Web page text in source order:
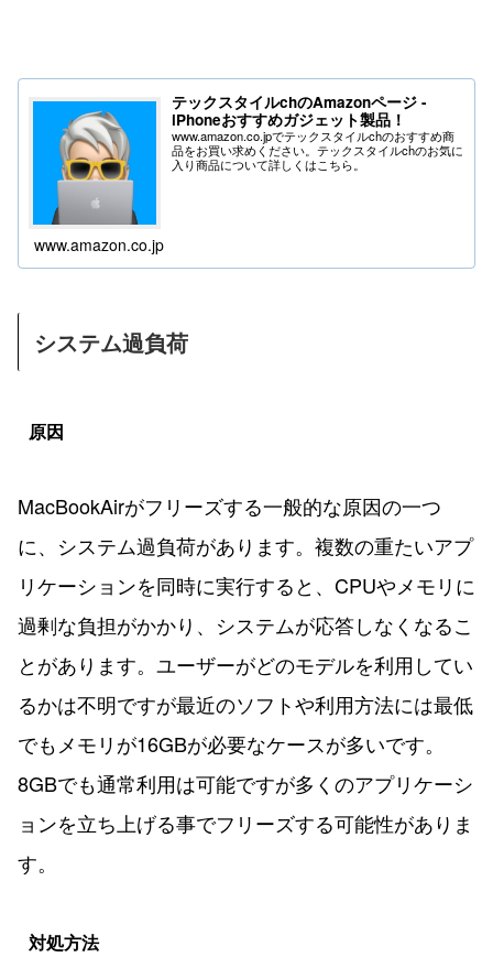
テックスタイルchのAmazonページ -
iPhoneおすすめガジェット製品！
www.amazon.co.jpでテックスタイルchのおすすめ商
品をお買い求めください。テックスタイルchのお気に
入り商品について詳しくはこちら。
www.amazon.co.jp
システム過負荷
原因
MacBookAirがフリーズする一般的な原因の一つ
に、システム過負荷があります。複数の重たいアプ
リケーションを同時に実行すると、CPUやメモリに
過剰な負担がかかり、システムが応答しなくなるこ
とがあります。ユーザーがどのモデルを利用してい
るかは不明ですが最近のソフトや利用方法には最低
でもメモリが16GBが必要なケースが多いです。
8GBでも通常利用は可能ですが多くのアプリケーシ
ョンを立ち上げる事でフリーズする可能性がありま
す。
対処方法